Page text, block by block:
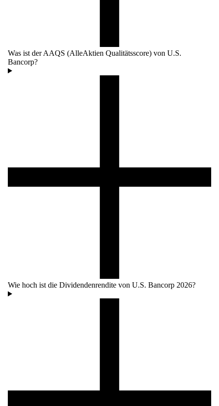
Was ist der AAQS (AlleAktien Qualitätsscore) von U.S.
Bancorp?
Wie hoch ist die Dividendenrendite von U.S. Bancorp 2026?